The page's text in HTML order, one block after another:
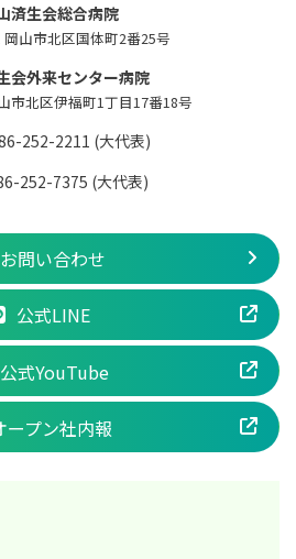
済生会総合病院
岡山市北区国体町2番25号
会外来センター病院
市北区伊福町1丁目17番18号
252-2211 (大代表)
252-7375 (大代表)
お問い合わせ
公式LINE
公式YouTube
ープン社内報